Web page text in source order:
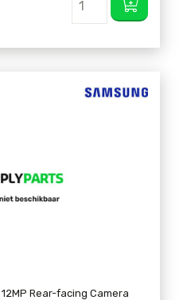
Rear-facing Camera